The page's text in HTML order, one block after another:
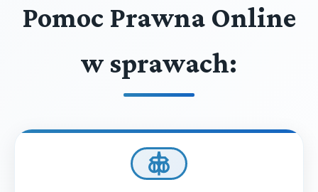
Pomoc Prawna Online
w sprawach: